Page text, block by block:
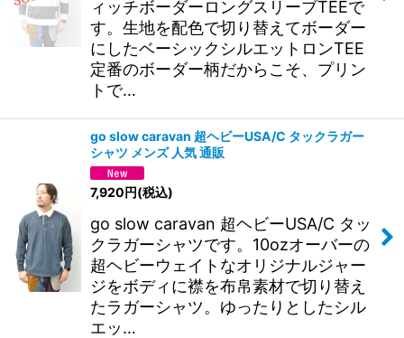
ィッチボーダーロングスリーブTEEで
す。生地を配色で切り替えてボーダー
にしたベーシックシルエットロンTEE
定番のボーダー柄だからこそ、プリン
トで…
go slow caravan 超ヘビーUSA/C タックラガー
シャツ メンズ 人気 通販
7,920円(税込)
go slow caravan 超ヘビーUSA/C タッ
クラガーシャツです。10ozオーバーの
超ヘビーウェイトなオリジナルジャー
ジをボディに襟を布帛素材で切り替え
たラガーシャツ。ゆったりとしたシル
エッ…